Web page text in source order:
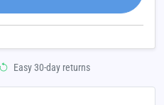
Easy 30-day returns